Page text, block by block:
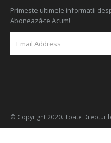
Primeste ultimele informatii
Abonează-te Acum!
© Copyright 2020. Toate